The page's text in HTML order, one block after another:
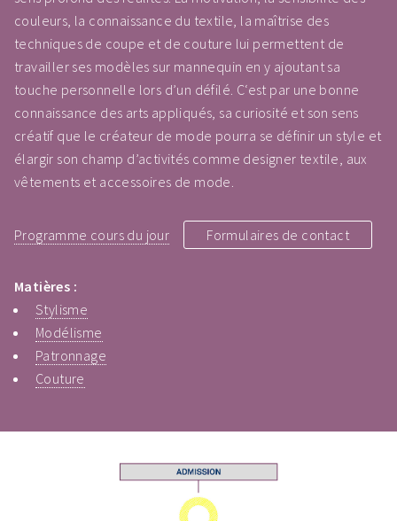
couleurs, la connaissance du textile, la maîtrise des
techniques de coupe et de couture lui permettent de
travailler ses modèles sur mannequin en y ajoutant sa
touche personnelle lors d’un défilé. C‘est par une bonne
connaissance des arts appliqués, sa curiosité et son sens
créatif que le créateur de mode pourra se définir un style et
élargir son champ d’activités comme designer textile, aux
vêtements et accessoires de mode.
Programme cours du jour Formulaires de contact
Matières :
Stylisme
Modélisme
Patronnage
Couture